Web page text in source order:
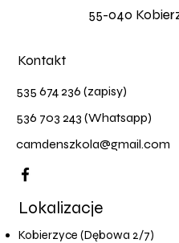
55-040
Kontakt
535 674 236 (zapisy)
536 703 243 (Whatsapp)
camdenszkola@gmail.com
Lokalizacje
Kobierzyce (Dębowa 2/7)